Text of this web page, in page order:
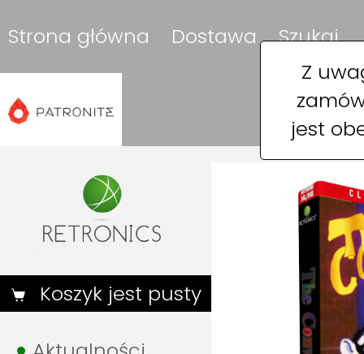
Z
jest
Strona główna Dostawa Szukaj
Koszyk jest pusty